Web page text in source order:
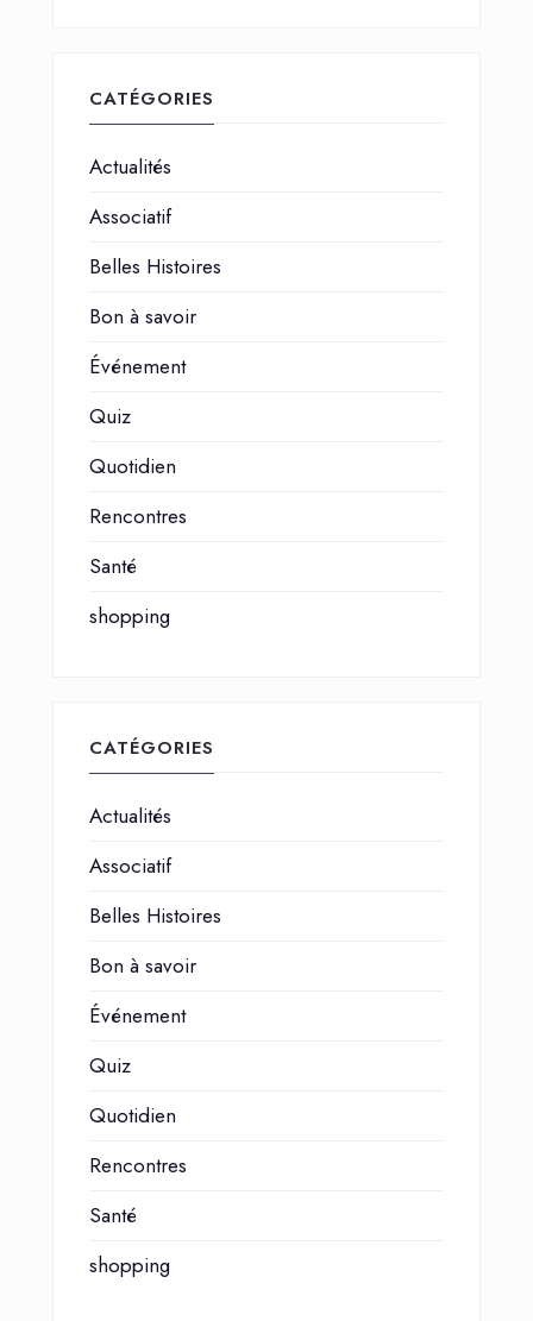
CATÉGORIES
Actualités
Associatif
Belles Histoires
Bon à savoir
Événement
Quiz
Quotidien
Rencontres
Santé
shopping
CATÉGORIES
Actualités
Associatif
Belles Histoires
Bon à savoir
Événement
Quiz
Quotidien
Rencontres
Santé
shopping